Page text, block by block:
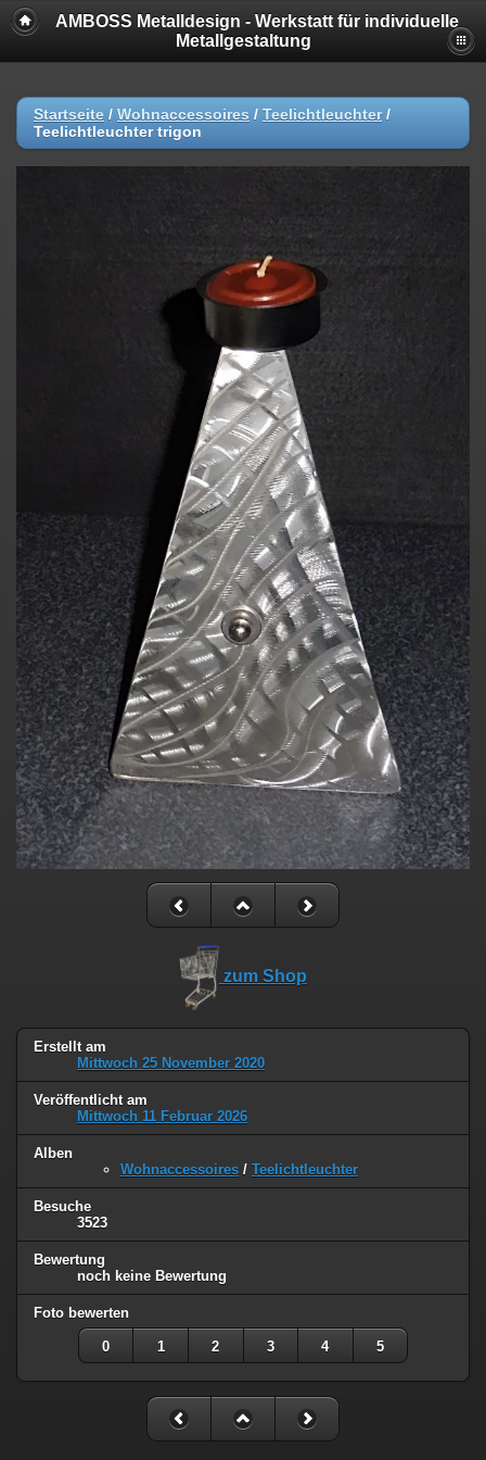
AMBOSS Metalldesign - Werkstatt für individuelle
Metallgestaltung
Startseite / Wohnaccessoires / Teelichtleuchter/
Teelichtleuchter trigon
zum Shop
Erstellt am
Mittwoch 25 November 2020
Veröffentlicht am
Mittwoch 11 Februar 2026
Alben
Wohnaccessoires / Teelichtleuchter
Besuche
3523
Bewertung
noch keine Bewertung
Foto bewerten
0 1 2 3 4 5